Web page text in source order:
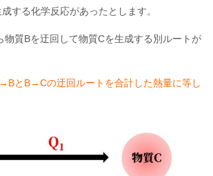
する化学反応があったとします。
物質Bを迂回して物質Cを生成する別ルートが
とB→Cの迂回ルートを合計した熱量に等し